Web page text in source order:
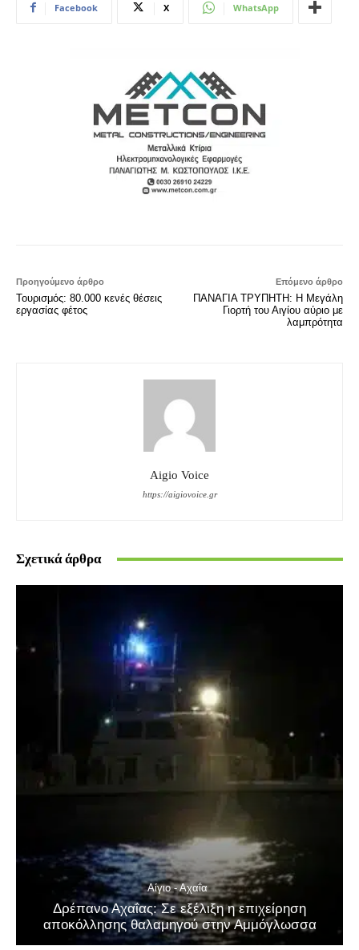
Facebook X WhatsApp
Προηγούμενο άρθρο
Τουρισμός: 80.000 κενές θέσεις
εργασίας φέτος
Επόμενο άρθρο
ΠΑΝΑΓΙΑ ΤΡΥΠΗΤΗ: Η Μεγάλη
Γιορτή του Αιγίου αύριο με
λαμπρότητα
Aigio Voice
https://aigiovoice.gr
Σχετικά άρθρα
Αίγιο - Αχαΐα
Δρέπανο Αχαΐας: Σε εξέλιξη η επιχείρηση
αποκόλλησης θαλαμηγού στην Αμμόγλωσσα